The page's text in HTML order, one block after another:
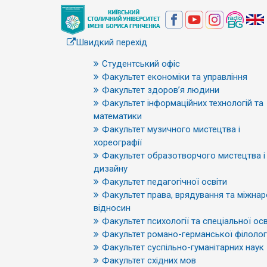
Швидкий перехід
Студентський офіс
Факультет економіки та управління
Факультет здоров’я людини
Факультет інформаційних технологій та
математики
Факультет музичного мистецтва і
хореографії
Факультет образотворчого мистецтва і
дизайну
Факультет педагогічної освіти
Факультет права, врядування та
відносин
Факультет психології та спеціальної
Факультет романо-германської
Факультет суспільно-гуманітарних наук
Факультет східних мов